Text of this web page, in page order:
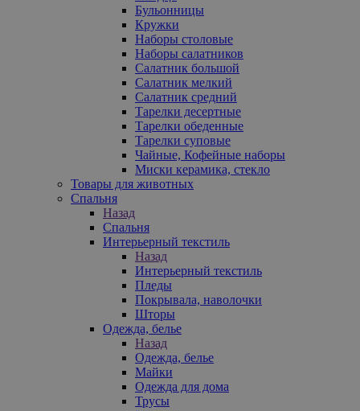
Бульонницы
Кружки
Наборы столовые
Наборы салатников
Салатник большой
Салатник мелкий
Салатник средний
Тарелки десертные
Тарелки обеденные
Тарелки суповые
Чайные, Кофейные наборы
Миски керамика, стекло
Товары для животных
Спальня
Назад
Спальня
Интерьерный текстиль
Назад
Интерьерный текстиль
Пледы
Покрывала, наволочки
Шторы
Одежда, белье
Назад
Одежда, белье
Майки
Одежда для дома
Трусы